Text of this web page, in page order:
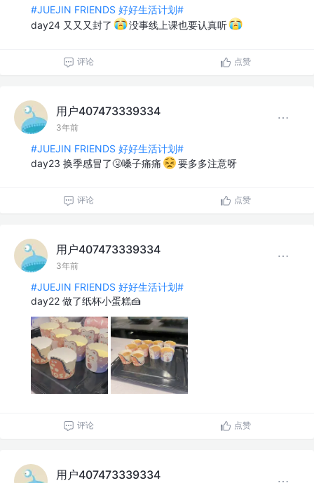
#JUEJIN FRIENDS 好好生活计划#
day24 又又又封了
没事线上课也要认真听
评论 点赞
用户407473339334
3年前
#JUEJIN FRIENDS 好好生活计划#
day23 换季感冒了🤧嗓子痛痛
要多多注意呀
评论 点赞
用户407473339334
3年前
#JUEJIN FRIENDS 好好生活计划#
day22 做了纸杯小蛋糕🍰
评论 点赞
用户407473339334